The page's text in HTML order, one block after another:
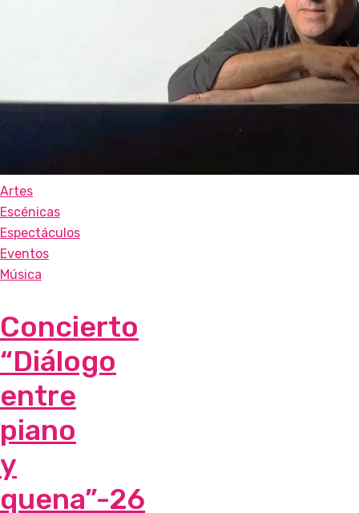
Artes
Escénicas
Espectáculos
Eventos
Música
Concierto
“Diálogo
entre
piano
y
quena”-26